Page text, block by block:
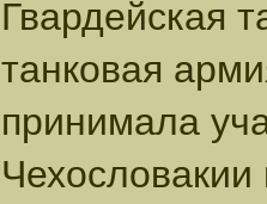
Гвардейская
танковая
принимала
Чехословакии